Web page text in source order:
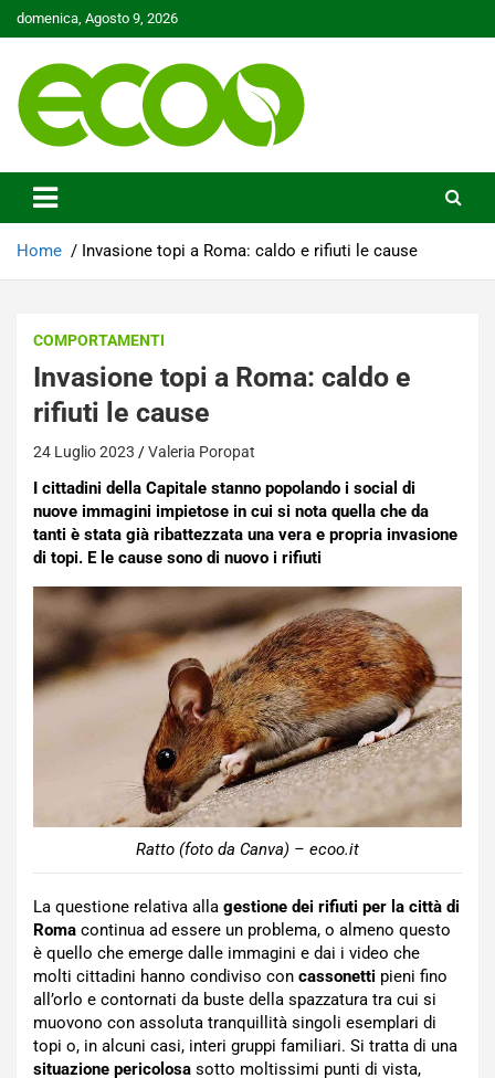
Skip
to
domenica, Agosto 9, 2026
Ecoo.it
Home Invasione topi a Roma: caldo e rifiuti le cause
COMPORTAMENTI
Invasione topi a Roma: caldo e
rifiuti le cause
24 Luglio 2023 Valeria Poropat
I cittadini della Capitale stanno popolando i social di
nuove immagini impietose in cui si nota quella che da
tanti è stata già ribattezzata una vera e propria invasione
di topi. E le cause sono di nuovo i rifiuti
Ratto (foto da Canva) – ecoo.it
La questione relativa alla gestione dei rifiuti per la città di
Roma continua ad essere un problema, o almeno questo
è quello che emerge dalle immagini e dai i video che
molti cittadini hanno condiviso con cassonetti pieni fino
all’orlo e contornati da buste della spazzatura tra cui si
muovono con assoluta tranquillità singoli esemplari di
topi o, in alcuni casi, interi gruppi familiari. Si tratta di una
situazione pericolosa sotto moltissimi punti di vista,